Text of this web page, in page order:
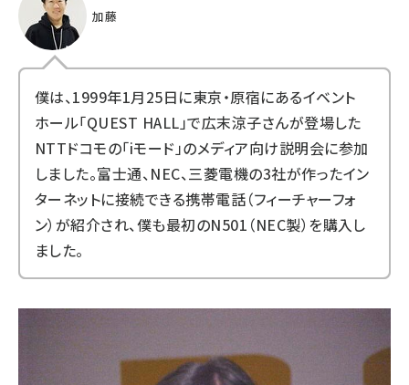
加藤
僕は、1999年1月25日に東京・原宿にあるイベント
ホール「QUEST HALL」で広末涼子さんが登場した
NTTドコモの「iモード」のメディア向け説明会に参加
しました。富士通、NEC、三菱電機の3社が作ったイン
ターネットに接続できる携帯電話（フィーチャーフォ
ン）が紹介され、僕も最初のN501（NEC製）を購入し
ました。